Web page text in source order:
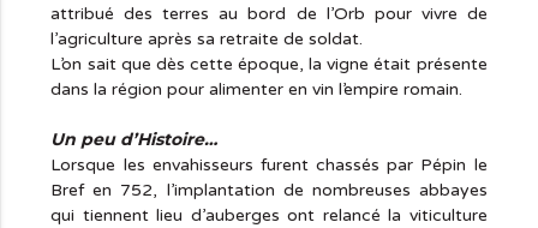
attribué des terres au bord de l’Orb pour vivre de
l’agriculture après sa retraite de soldat.
L’on sait que dès cette époque, la vigne était présente
dans la région pour alimenter en vin l’empire romain.
Un peu d’Histoire…
Lorsque les envahisseurs furent chassés par Pépin le
Bref en 752, l’implantation de nombreuses abbayes
qui tiennent lieu d’auberges ont relancé la viticulture